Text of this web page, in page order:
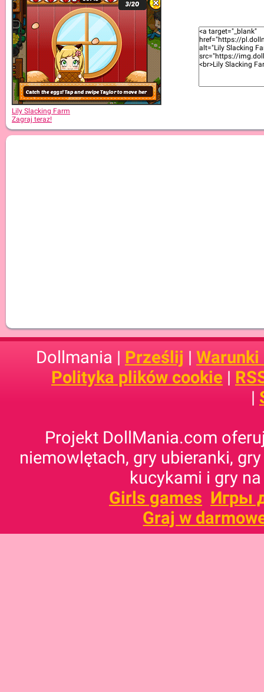
Lily Slacking Dating
Lily Slacking Farm
Zagraj teraz!
Dollmania | Prześlij |
Polityka plików cookie |
|
Projekt DollMania.com
niemowlętach, gry ubieranki,
kucykami i gry
Girls games Игры
Graj w